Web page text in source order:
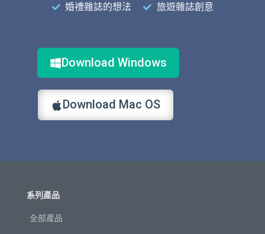
婚禮雜誌的想法
旅遊雜誌創意
Download Windows
Download Mac OS
系列產品
全部產品